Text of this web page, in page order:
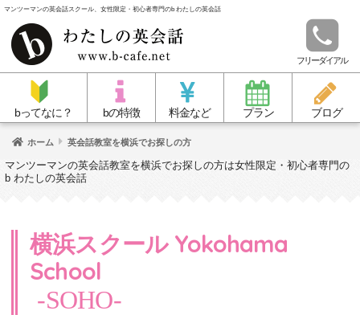
マンツーマンの英会話スクール、女性限定・初心者専門のb わたしの英会話
フリーダイアル
bってなに？ bの特徴 料金など プラン ブログ
ホーム 英会話教室を横浜でお探しの方
マンツーマンの英会話教室を横浜でお探しの方は女性限定・初心者専門の
b わたしの英会話
横浜スクール Yokohama
School
-SOHO-